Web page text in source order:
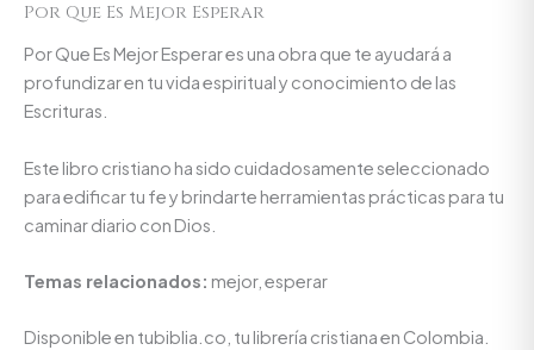
Por Que Es Mejor Esperar
Por Que Es Mejor Esperar es una obra que te ayudará a
profundizar en tu vida espiritual y conocimiento de las
Escrituras.
Este libro cristiano ha sido cuidadosamente seleccionado
para edificar tu fe y brindarte herramientas prácticas para tu
caminar diario con Dios.
Temas relacionados: mejor, esperar
Disponible en tubiblia.co, tu librería cristiana en Colombia.